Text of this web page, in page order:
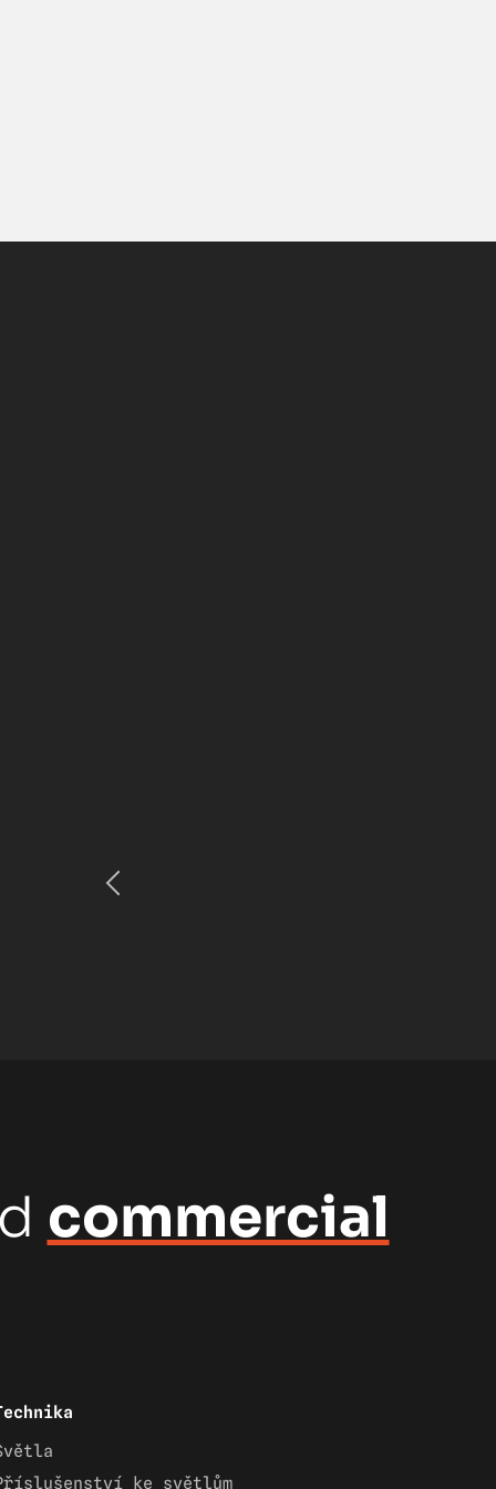
commercial
ke světlům